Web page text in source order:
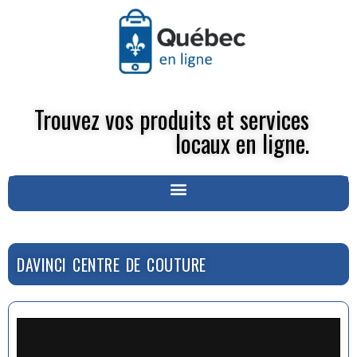
Trouvez vos produits et services
locaux en ligne.
DAVINCI CENTRE DE COUTURE